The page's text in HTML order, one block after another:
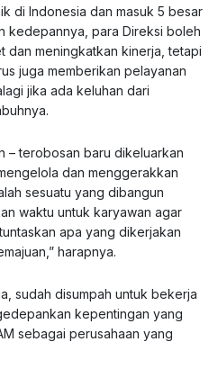
di Indonesia dan masuk 5 besar
kedepannya, para Direksi boleh
dan meningkatkan kinerja, tetapi
juga memberikan pelayanan
jika ada keluhan dari
– terobosan baru dikeluarkan
dan menggerakkan
sesuatu yang dibangun
waktu untuk karyawan agar
apa yang dikerjakan
harapnya.
sudah disumpah untuk bekerja
kepentingan yang
sebagai perusahaan yang